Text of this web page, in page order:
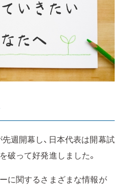
週開幕し、日本代表は開幕試
破って好発進しました。
に関するさまざまな情報が